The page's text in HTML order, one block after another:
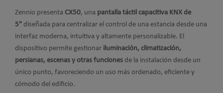
Zennio presenta CX50, una pantalla táctil capacitiva KNX de
5" diseñada para centralizar el control de una estancia desde una
interfaz moderna, intuitiva y altamente personalizable. El
dispositivo permite gestionar iluminación, climatización,
persianas, escenas y otras funciones de la instalación desde un
único punto, favoreciendo un uso más ordenado, eficiente y
cómodo del edificio.